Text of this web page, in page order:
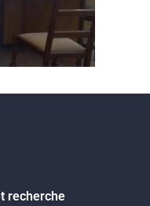
recherche